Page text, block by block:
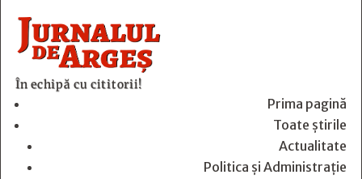
În echipă cu cititorii!
Prima pagină
Toate știrile
Actualitate
Politica și Administrație